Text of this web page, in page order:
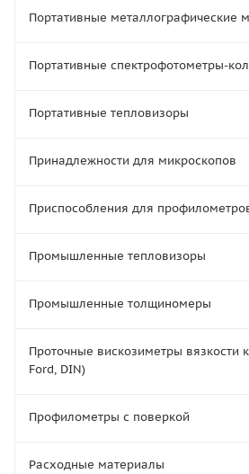
Портативные металлографические
Портативные спектрофотометры-
Портативные тепловизоры
Принадлежности для микроскопов
Приспособления для
Промышленные тепловизоры
Промышленные толщиномеры
Проточные вискозиметры вязкости
Ford, DIN)
Профилометры с поверкой
Расходные материалы